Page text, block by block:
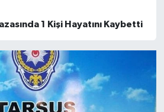
1 Kişi Hayatını Kaybetti